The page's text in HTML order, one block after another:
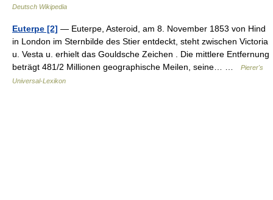
Deutsch Wikipedia
Euterpe [2] — Euterpe, Asteroid, am 8. November 1853 von Hind
in London im Sternbilde des Stier entdeckt, steht zwischen Victoria
u. Vesta u. erhielt das Gouldsche Zeichen . Die mittlere Entfernung
beträgt 481/2 Millionen geographische Meilen, seine… …
Pierer's
Universal-Lexikon